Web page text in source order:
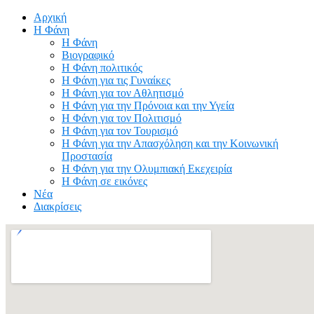
Αρχική
Η Φάνη
Η Φάνη
Βιογραφικό
Η Φάνη πολιτικός
Η Φάνη για τις Γυναίκες
Η Φάνη για τον Αθλητισμό
Η Φάνη για την Πρόνοια και την Υγεία
Η Φάνη για τον Πολιτισμό
Η Φάνη για τον Τουρισμό
Η Φάνη για την Απασχόληση και την Κοινωνική
Προστασία
Η Φάνη για την Ολυμπιακή Εκεχειρία
Η Φάνη σε εικόνες
Νέα
Διακρίσεις